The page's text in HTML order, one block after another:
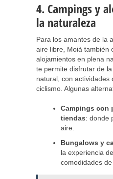
4. Campings y
la naturaleza
Para los amantes de la
aire libre, Moià también
alojamientos en plena
te permite disfrutar de
natural, con actividades
ciclismo. Algunas
Campings con
tiendas: donde
aire.
Bungalows y
la experiencia
comodidades de